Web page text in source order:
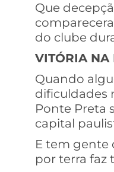
Que
do clube
VITÓRIA NA
Quando
dificuldades
Ponte Preta
capital
E tem gente
por terra faz